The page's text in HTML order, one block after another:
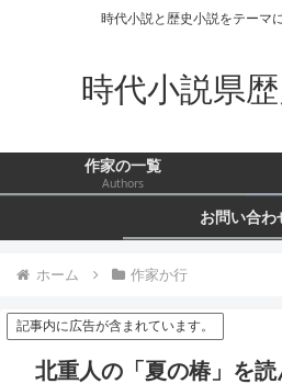
時代小説と歴史小説をテーマ
時代小説県
作家の一覧
Authors
お問い合わ
ホーム 作家か行
記事内に広告が含まれています。
北重人の「夏の椿」を